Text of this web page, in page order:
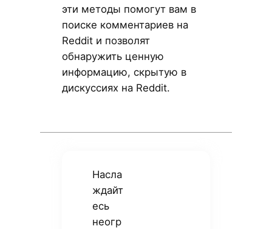
эти методы помогут вам в
поиске комментариев на
Reddit и позволят
обнаружить ценную
информацию, скрытую в
дискуссиях на Reddit.
Насла
ждайт
есь
неогр